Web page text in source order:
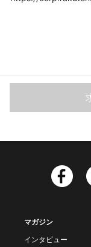
マガジン
インタビュー